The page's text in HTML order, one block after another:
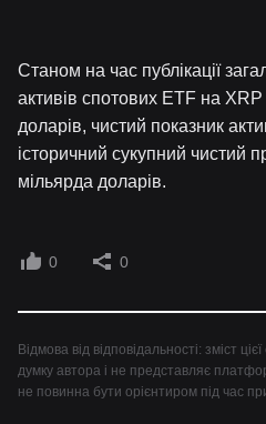
Станом на час публікації
активів спотових ETF на
доларів, чистий показник
історичний сукупний чистий
мільярда доларів.
0 0
Відмова від відповідальності: зміст
думку автора і не представляє
не повинна бути орієнтиром під час